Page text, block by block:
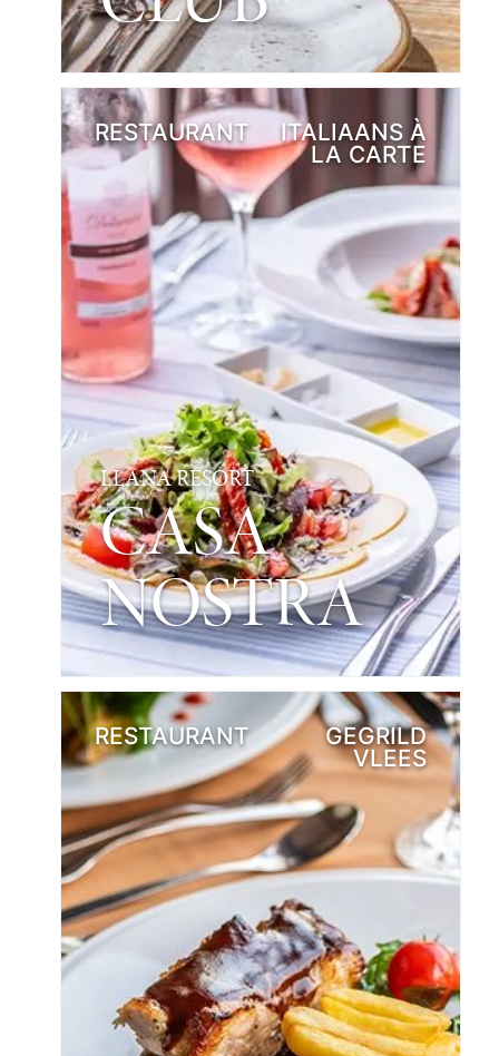
RESTAURANT
ITALIAANS À
LA CARTE
LLANA RESORT
CASA
NOSTRA
RESTAURANT
GEGRILD
VLEES